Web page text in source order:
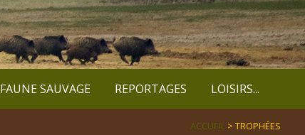
FAUNE SAUVAGE REPORTAGES LOISIRS...
ACCUEIL > TROPHÉES